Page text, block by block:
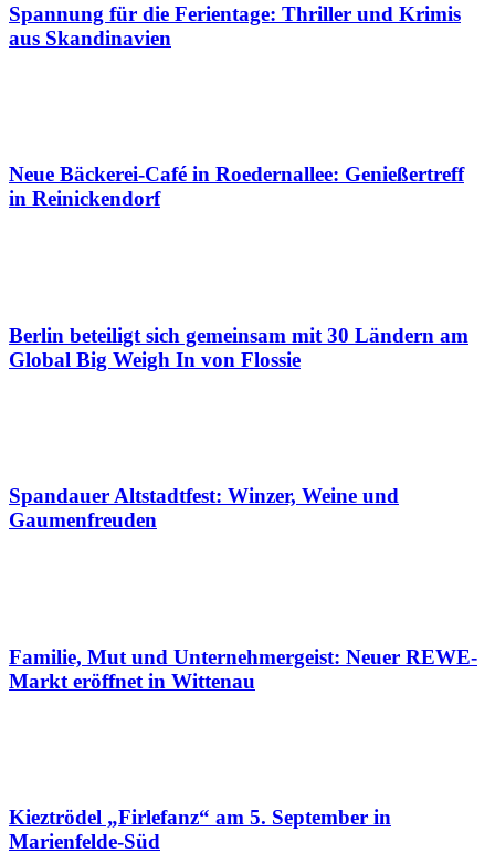
Spannung für die Ferientage: Thriller und Krimis
aus Skandinavien
Neue Bäckerei-Café in Roedernallee: Genießertreff
in Reinickendorf
Berlin beteiligt sich gemeinsam mit 30 Ländern am
Global Big Weigh In von Flossie
Spandauer Altstadtfest: Winzer, Weine und
Gaumenfreuden
Familie, Mut und Unternehmergeist: Neuer REWE-
Markt eröffnet in Wittenau
Kieztrödel „Firlefanz“ am 5. September in
Marienfelde-Süd